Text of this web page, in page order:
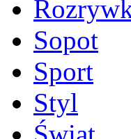
Sopot
Sport
Styl